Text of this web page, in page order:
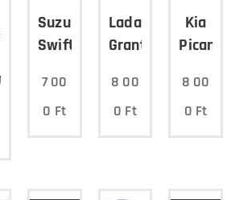
Suzuki
Swift
7 00
0 Ft
Lada
Granta
8 00
0 Ft
Kia
Picanto
8 00
0 Ft